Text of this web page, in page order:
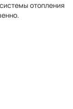
отопления